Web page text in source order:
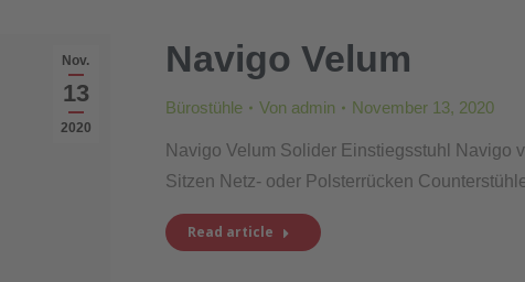
Nov.
13
2020
Navigo Velum
Bürostühle Von admin November 13, 2020
Navigo Velum Solider Einstiegsstuhl Navigo
Sitzen Netz- oder Polsterrücken
Read article